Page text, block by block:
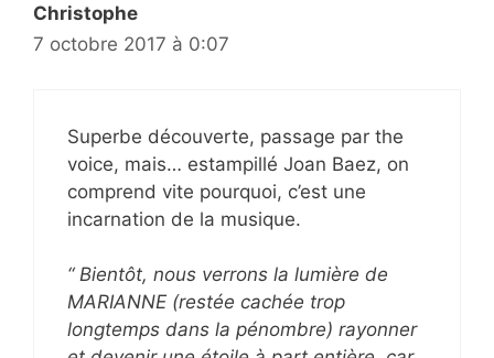
Christophe
7 octobre 2017 à 0:07
Superbe découverte, passage par the
voice, mais… estampillé Joan Baez, on
comprend vite pourquoi, c’est une
incarnation de la musique.
“ Bientôt, nous verrons la lumière de
MARIANNE (restée cachée trop
longtemps dans la pénombre) rayonner